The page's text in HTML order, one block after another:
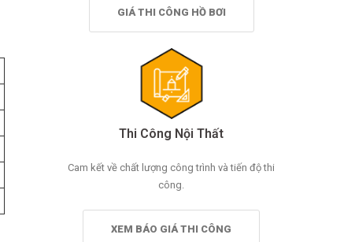
GIÁ THI CÔNG HỒ BƠI
Thi Công Nội Thất
Cam kết về chất lượng công trình và tiến độ thi
công.
XEM BÁO GIÁ THI CÔNG